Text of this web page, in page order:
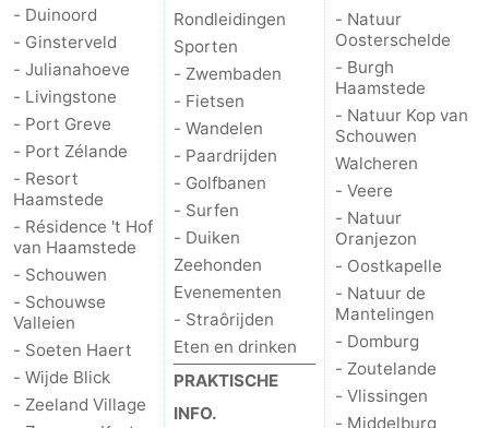
Jongeren
Forum
Route
-
Parkeren
Reisboekenwinkel
Nieuws
Medische
adressen
Regio
- Duinoord
- Ginsterveld
- Julianahoeve
- Livingstone
- Port Greve
- Port Zélande
- Resort
Haamstede
- Résidence 't Hof
van Haamstede
- Schouwen
- Schouwse
Valleien
- Soeten Haert
- Wijde Blick
- Zeeland Village
Rondleidingen
Sporten
- Zwembaden
- Fietsen
- Wandelen
- Paardrijden
- Golfbanen
- Surfen
- Duiken
Zeehonden
Evenementen
- Straôrijden
Eten en drinken
PRAKTISCHE
INFO.
- Natuur
Oosterschelde
- Burgh
Haamstede
- Natuur Kop van
Schouwen
Walcheren
- Veere
- Natuur
Oranjezon
- Oostkapelle
- Natuur de
Mantelingen
- Domburg
- Zoutelande
- Vlissingen
- Middelburg